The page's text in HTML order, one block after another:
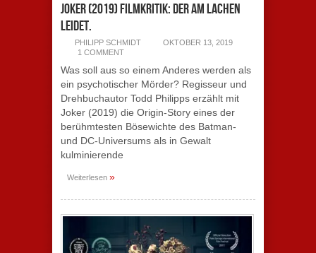
Joker (2019) Filmkritik: Der am Lachen
leidet.
PHILIPP SCHMIDT
OKTOBER 13, 2019
1 COMMENT
Was soll aus so einem Anderes werden als
ein psychotischer Mörder? Regisseur und
Drehbuchautor Todd Philipps erzählt mit
Joker (2019) die Origin-Story eines der
berühmtesten Bösewichte des Batman-
und DC-Universums als in Gewalt
kulminierende
Weiterlesen »